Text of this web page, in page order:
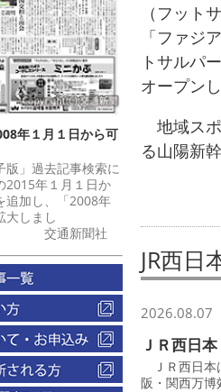
年１月１日から可
」過去記事検索に
2015年１月１日か
追加し、「2008年
大しまし
新聞社
（フット
「ファジ
トサルパ
オープンし
地域ス
る山陽新
JR西日
2026.08.07
ＪＲ西日
ＪＲ西日本
阪・関西万博